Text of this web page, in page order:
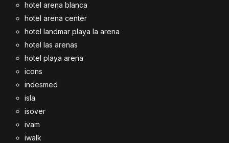
hotel arena blanca
hotel arena center
hotel landmar playa la arena
hotel las arenas
hotel playa arena
icons
indesmed
isla
isover
ivam
iwalk